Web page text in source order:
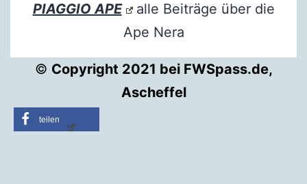
PIAGGIO APE
alle Beiträge über die
Ape Nera
© Copyright 2021 bei FWSpass.de,
Ascheffel
teilen